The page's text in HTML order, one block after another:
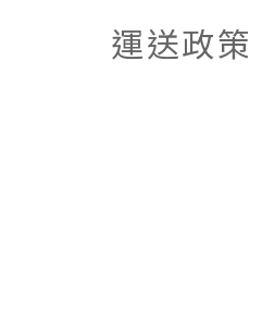
運送政策